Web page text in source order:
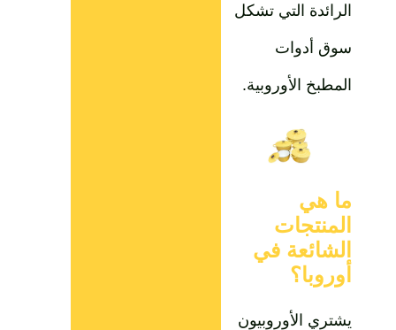
الرائدة التي تشكل
سوق أدوات
المطبخ الأوروبية.
ما هي
المنتجات
الشائعة في
أوروبا؟
يشتري الأوروبيون